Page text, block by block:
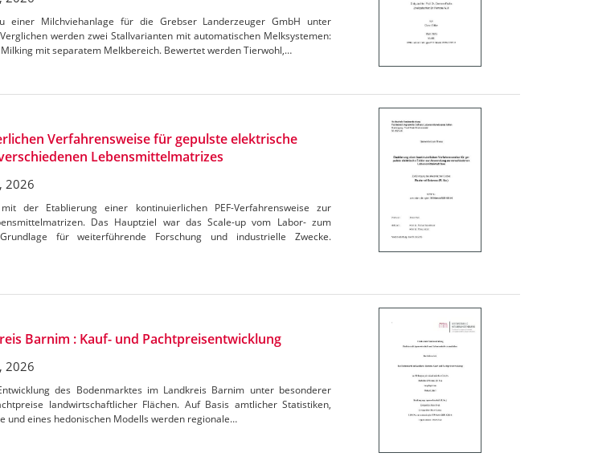
einer Milchviehanlage für die Grebser Landerzeuger GmbH unter
werden zwei Stallvarianten mit automatischen Melksystemen:
mit separatem Melkbereich. Bewertet werden Tierwohl,…
Verfahrensweise für gepulste elektrische
Lebensmittelmatrizes
2026
der Etablierung einer kontinuierlichen PEF-Verfahrensweise zur
Das Hauptziel war das Scale-up vom Labor- zum
für weiterführende Forschung und industrielle Zwecke.
Barnim : Kauf- und Pachtpreisentwicklung
2026
des Bodenmarktes im Landkreis Barnim unter besonderer
landwirtschaftlicher Flächen. Auf Basis amtlicher Statistiken,
und eines hedonischen Modells werden regionale…